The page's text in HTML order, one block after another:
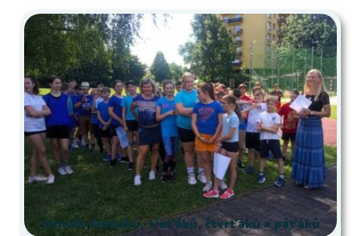
Osmák druháků, třeťáků, čtvrťáků a páťáků